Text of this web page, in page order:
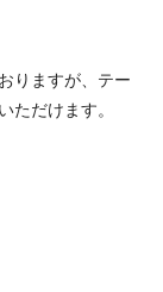
りますが、テー
ただけます。